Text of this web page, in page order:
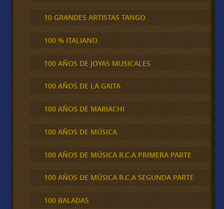
10 GRANDES ARTISTAS TANGO
100 % ITALIANO
100 AÑOS DE JOYAS MUSICALES
100 AÑOS DE LA GAITA
100 AÑOS DE MARIACHI
100 AÑOS DE MÚSICA
100 AÑOS DE MÚSICA R.C.A PRIMERA PARTE
100 AÑOS DE MÚSICA R.C.A SEGUNDA PARTE
100 BALADAS